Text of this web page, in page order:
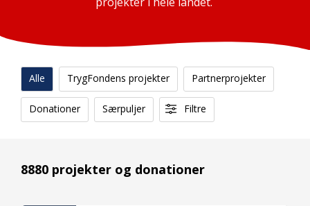
Alle TrygFondens projekter Partnerprojekter
Donationer Særpuljer Filtre
8880 projekter og donationer